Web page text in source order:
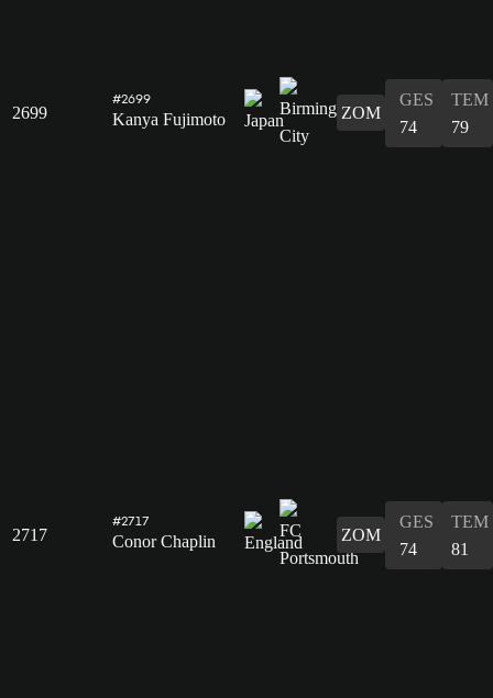
2699
#2699
Kanya Fujimoto ZOM
GES
74
TEM
79
2717
#2717
Conor Chaplin ZOM
GES
74
TEM
81